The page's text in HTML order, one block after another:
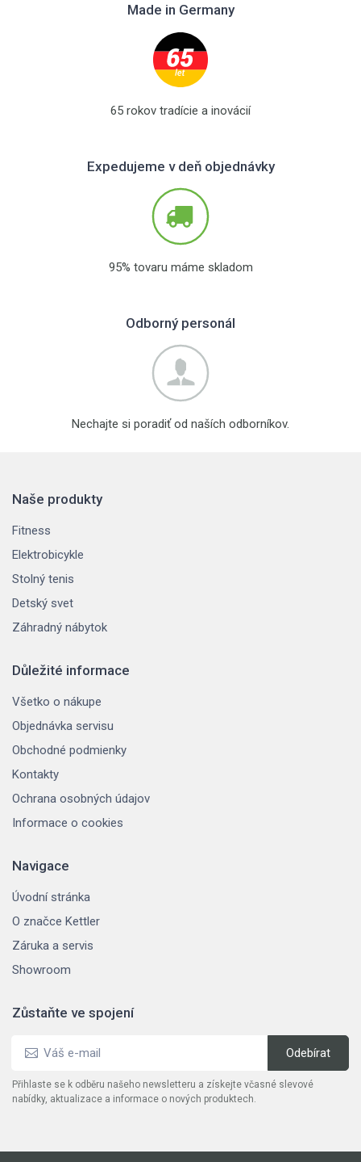
Made in Germany
65 rokov tradície a inovácií
Expedujeme v deň objednávky
95% tovaru máme skladom
Odborný personál
Nechajte si poradiť od naších odborníkov.
Naše produkty
Fitness
Elektrobicykle
Stolný tenis
Detský svet
Záhradný nábytok
Důležité informace
Všetko o nákupe
Objednávka servisu
Obchodné podmienky
Kontakty
Ochrana osobných údajov
Informace o cookies
Navigace
Úvodní stránka
O značce Kettler
Záruka a servis
Showroom
Zůstaňte ve spojení
Přihlaste se k odběru našeho newsletteru a získejte včasné slevové
nabídky, aktualizace a informace o nových produktech.